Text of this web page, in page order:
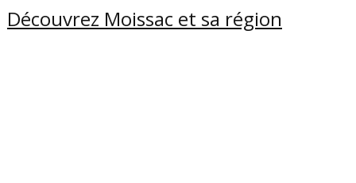
Découvrez Moissac et sa région